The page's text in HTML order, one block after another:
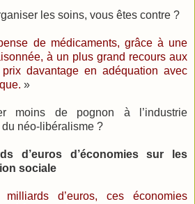
les soins, vous êtes contre ?
de médicaments, grâce à une
à un plus grand recours aux
davantage en adéquation avec
»
moins de pognon à l’industrie
du néo-libéralisme ?
d’euros d’économies sur les
sociale
d’euros, ces économies